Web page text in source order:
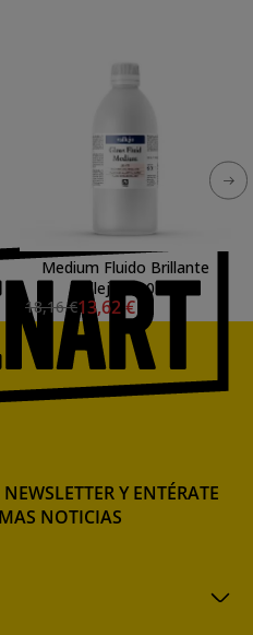
Medium Fluido Brillante
Vallejo, 500 ml.
18,16 €13,62 €
Y ENTÉRATE
NOTICIAS